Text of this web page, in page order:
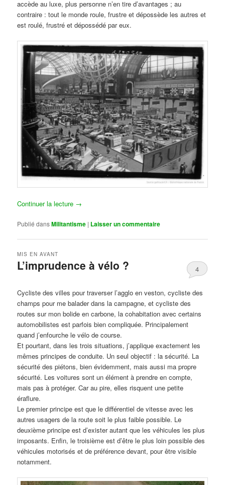
accède au luxe, plus personne n’en tire d’avantages ; au
contraire : tout le monde roule, frustre et dépossède les autres et
est roulé, frustré et dépossédé par eux.
Continuer la lecture →
Publié dansMilitantisme | Laisser un commentaire
L’imprudence à vélo ?
MIS EN AVANT
4
Cycliste des villes pour traverser l’agglo en veston, cycliste des
champs pour me balader dans la campagne, et cycliste des
routes sur mon bolide en carbone, la cohabitation avec certains
automobilistes est parfois bien compliquée. Principalement
quand j’enfourche le vélo de course.
Et pourtant, dans les trois situations, j’applique exactement les
mêmes principes de conduite. Un seul objectif : la sécurité. La
sécurité des piétons, bien évidemment, mais aussi ma propre
sécurité. Les voitures sont un élément à prendre en compte,
mais pas à protéger. Car au pire, elles risquent une petite
éraflure.
Le premier principe est que le différentiel de vitesse avec les
autres usagers de la route soit le plus faible possible. Le
deuxième principe est d’exister autant que les véhicules les plus
imposants. Enfin, le troisième est d’être le plus loin possible des
véhicules motorisés et de préférence devant, pour être visible
notamment.